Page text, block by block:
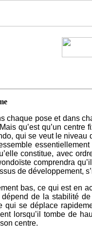
chaque pose et dans
qu’est qu’un
qui se veut le
constitue, avec
comprendra
de développement,
bas, ce qui est en
de la stabilité
qui se déplace
lorsqu’il tombe de
centre.